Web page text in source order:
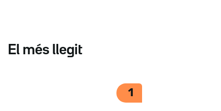
El més llegit
1